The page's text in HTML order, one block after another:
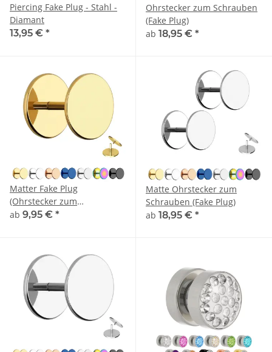
Piercing Fake Plug - Stahl -
Diamant
13,95 € *
Ohrstecker zum Schrauben
(Fake Plug)
ab 18,95 € *
Matter Fake Plug
(Ohrstecker zum
Schrauben)
ab 9,95 € *
Matte Ohrstecker zum
Schrauben (Fake Plug)
ab 18,95 € *